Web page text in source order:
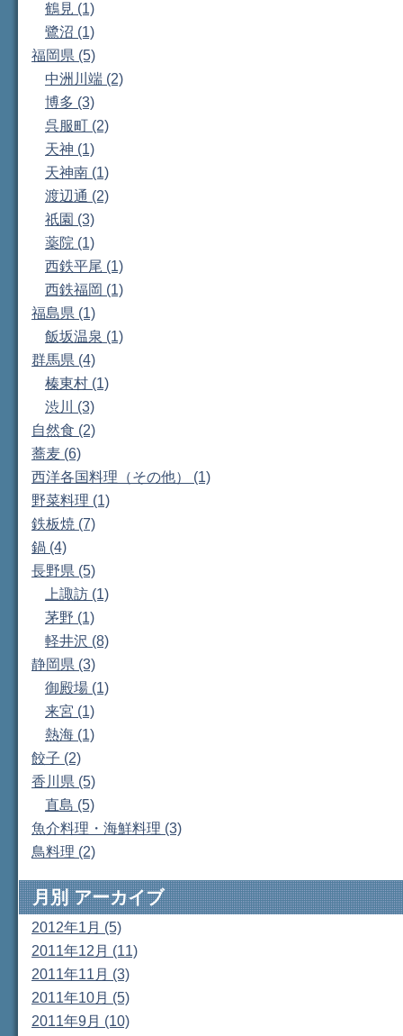
鶴見 (1)
鷺沼 (1)
福岡県 (5)
中洲川端 (2)
博多 (3)
呉服町 (2)
天神 (1)
天神南 (1)
渡辺通 (2)
祇園 (3)
薬院 (1)
西鉄平尾 (1)
西鉄福岡 (1)
福島県 (1)
飯坂温泉 (1)
群馬県 (4)
榛東村 (1)
渋川 (3)
自然食 (2)
蕎麦 (6)
西洋各国料理（その他） (1)
野菜料理 (1)
鉄板焼 (7)
鍋 (4)
長野県 (5)
上諏訪 (1)
茅野 (1)
軽井沢 (8)
静岡県 (3)
御殿場 (1)
来宮 (1)
熱海 (1)
餃子 (2)
香川県 (5)
直島 (5)
魚介料理・海鮮料理 (3)
鳥料理 (2)
月別アーカイブ
2012年1月 (5)
2011年12月 (11)
2011年11月 (3)
2011年10月 (5)
2011年9月 (10)